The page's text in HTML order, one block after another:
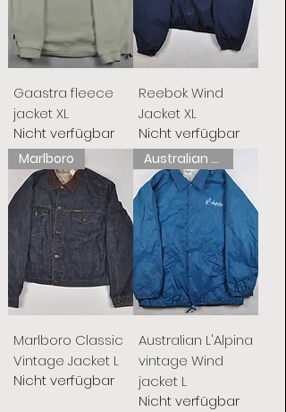
Gaastra fleece
jacket XL
Nicht verfügbar
Reebok Wind
Jacket XL
Nicht verfügbar
Marlboro
Marlboro Classic
Vintage Jacket L
Nicht verfügbar
Australian L'Alpina
Australian L'Alpina
vintage Wind
jacket L
Nicht verfügbar